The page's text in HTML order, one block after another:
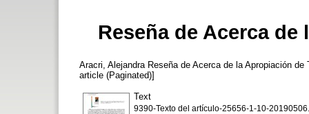
Reseña de Acerca
Aracri, Alejandra Reseña de Acerca de la Apropiación
article (Paginated)]
Text
9390-Texto del artículo-25656-1-10-